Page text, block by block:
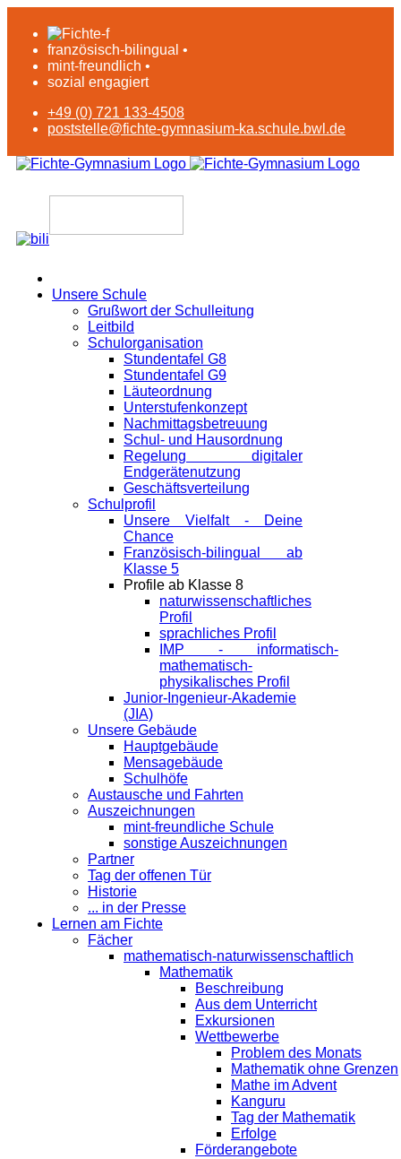
französisch-bilingual •
mint-freundlich •
sozial engagiert
+49 (0) 721 133-4508
poststelle@fichte-gymnasium-ka.schule.bwl.de
Unsere Schule
Grußwort der Schulleitung
Leitbild
Schulorganisation
Stundentafel G8
Stundentafel G9
Läuteordnung
Unterstufenkonzept
Nachmittagsbetreuung
Schul- und Hausordnung
Regelung digitaler
Endgeräte­nutzung
Geschäftsverteilung
Schulprofil
Unsere Vielfalt - Deine
Chance
Französisch-bilingual ab
Klasse 5
Profile ab Klasse 8
naturwissenschaftliches
Profil
sprachliches Profil
IMP - informatisch-
mathematisch-
physikalisches Profil
Junior-Ingenieur-Akademie
(JIA)
Unsere Gebäude
Hauptgebäude
Mensagebäude
Schulhöfe
Austausche und Fahrten
Auszeichnungen
mint-freundliche Schule
sonstige Auszeichnungen
Partner
Tag der offenen Tür
Historie
... in der Presse
Lernen am Fichte
Fächer
mathematisch-naturwissenschaftlich
Mathematik
Beschreibung
Aus dem Unterricht
Exkursionen
Wettbewerbe
Problem des Monats
Mathematik ohne Grenzen
Mathe im Advent
Kanguru
Tag der Mathematik
Erfolge
Förderangebote